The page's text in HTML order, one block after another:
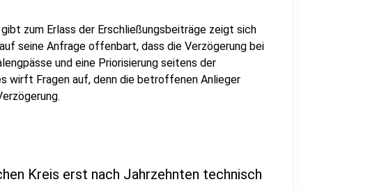
zum Erlass der Erschließungsbeiträge zeigt sich
seine Anfrage offenbart, dass die Verzögerung bei
und eine Priorisierung seitens der
wirft Fragen auf, denn die betroffenen Anlieger
Kreis erst nach Jahrzehnten technisch